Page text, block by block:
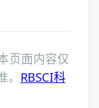
页面内容仅
RBSCI科